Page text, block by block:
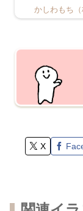
かしわもち
X